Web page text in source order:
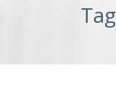
Tag